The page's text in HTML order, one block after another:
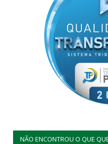
NÃO ENCONTROU O QUE